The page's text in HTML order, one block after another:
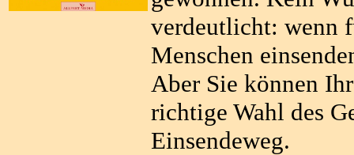
verdeutlicht: wenn
Menschen
Aber Sie können
richtige Wahl des
Einsendeweg.